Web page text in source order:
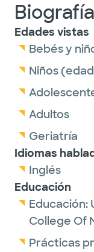
Biografía
Edades vistas
Bebés y
Niños
Adultos
Geriatría
Idiomas
Inglés
Educación
Educación:
College Of
Prácticas